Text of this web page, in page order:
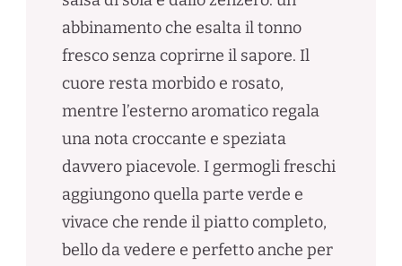
abbinamento che esalta il tonno
fresco senza coprirne il sapore. Il
cuore resta morbido e rosato,
mentre l’esterno aromatico regala
una nota croccante e speziata
davvero piacevole. I germogli freschi
aggiungono quella parte verde e
vivace che rende il piatto completo,
bello da vedere e perfetto anche per